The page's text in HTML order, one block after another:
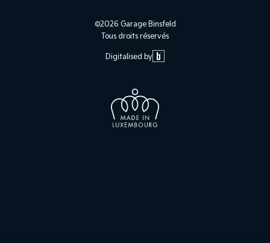
©2026 Garage Binsfeld
Tous droits réservés
Digitalised by